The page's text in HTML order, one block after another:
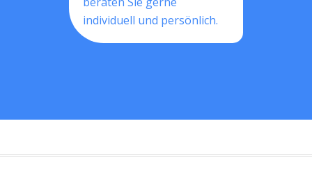
individuell und persönlich.